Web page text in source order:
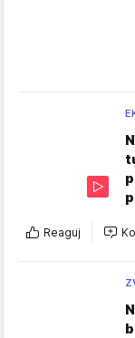
Reaguj